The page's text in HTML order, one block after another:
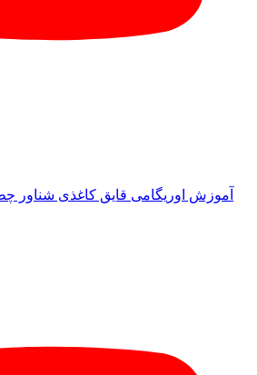
آموزش اوریگامی قایق کاغذی شناور